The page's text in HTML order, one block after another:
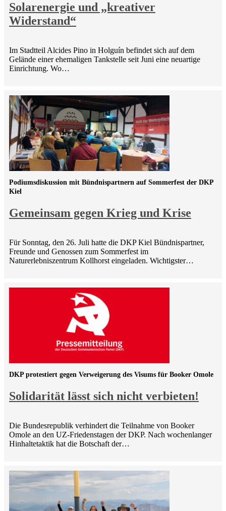
Solarenergie und „kreativer
Widerstand“
Im Stadtteil Alcides Pino in Holguín befindet sich auf dem
Gelände einer ehemaligen Tankstelle seit Juni eine neuartige
Einrichtung. Wo…
Gemeinsam gegen Krieg und Krise
Podiumsdiskussion mit Bündnispartnern auf Sommerfest der DKP
Kiel
Für Sonntag, den 26. Juli hatte die DKP Kiel Bündnispartner,
Freunde und Genossen zum Sommerfest im
Naturerlebniszentrum Kollhorst eingeladen. Wichtigster…
Solidarität lässt sich nicht verbieten!
DKP protestiert gegen Verweigerung des Visums für Booker Omole
Die Bundesrepublik verhindert die Teilnahme von Booker
Omole an den UZ-Friedenstagen der DKP. Nach wochenlanger
Hinhaltetaktik hat die Botschaft der…